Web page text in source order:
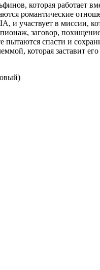
которая
романтические
участвует в миссии,
заговор,
спасти и
которая заставит его